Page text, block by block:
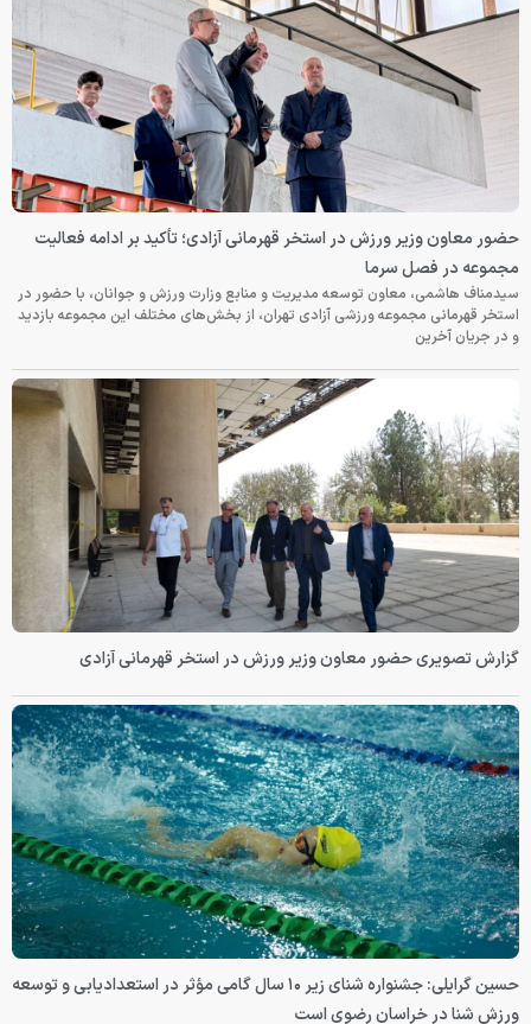
حضور معاون وزیر ورزش در استخر قهرمانی آزادی؛ تأکید بر ادامه فعالیت
مجموعه در فصل سرما
سیدمناف هاشمی، معاون توسعه مدیریت و منابع وزارت ورزش و جوانان، با حضور در
استخر قهرمانی مجموعه ورزشی آزادی تهران، از بخش‌های مختلف این مجموعه بازدید
و در جریان آخرین
گزارش تصویری حضور معاون وزیر ورزش در استخر قهرمانی آزادی
حسین گرایلی: جشنواره شنای زیر ۱۰ سال گامی مؤثر در استعدادیابی و توسعه
ورزش شنا در خراسان رضوی است